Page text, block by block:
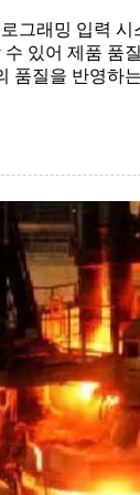
그래밍 입력 시
수 있어 제품 품
품질을 반영하